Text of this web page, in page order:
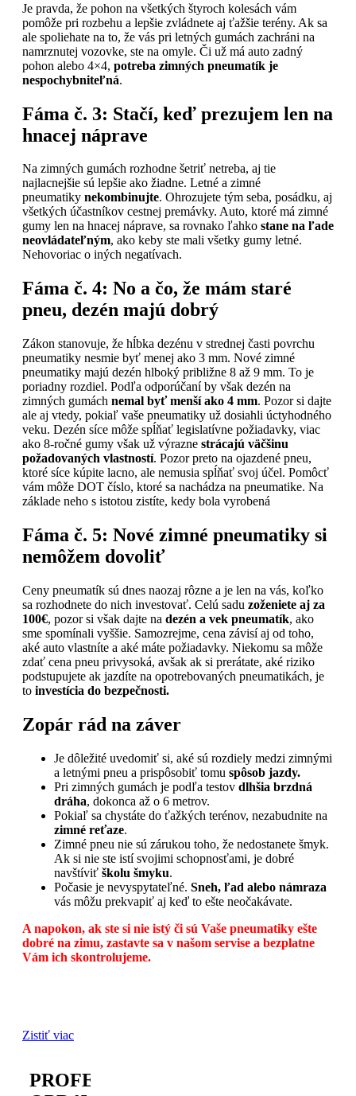
Je pravda, že pohon na všetkých štyroch kolesách vám
pomôže pri rozbehu a lepšie zvládnete aj ťažšie terény. Ak sa
ale spoliehate na to, že vás pri letných gumách zachráni na
namrznutej vozovke, ste na omyle. Či už má auto zadný
pohon alebo 4×4, potreba zimných pneumatík je
nespochybniteľná.
Fáma č. 3: Stačí, keď prezujem len na
hnacej náprave
Na zimných gumách rozhodne šetriť netreba, aj tie
najlacnejšie sú lepšie ako žiadne. Letné a zimné
pneumatiky nekombinujte. Ohrozujete tým seba, posádku, aj
všetkých účastníkov cestnej premávky. Auto, ktoré má zimné
gumy len na hnacej náprave, sa rovnako ľahko stane na ľade
neovládateľným, ako keby ste mali všetky gumy letné.
Nehovoriac o iných negatívach.
Fáma č. 4: No a čo, že mám staré
pneu, dezén majú dobrý
Zákon stanovuje, že hĺbka dezénu v strednej časti povrchu
pneumatiky nesmie byť menej ako 3 mm. Nové zimné
pneumatiky majú dezén hlboký približne 8 až 9 mm. To je
poriadny rozdiel. Podľa odporúčaní by však dezén na
zimných gumách nemal byť menší ako 4 mm. Pozor si dajte
ale aj vtedy, pokiaľ vaše pneumatiky už dosiahli úctyhodného
veku. Dezén síce môže spĺňať legislatívne požiadavky, viac
ako 8-ročné gumy však už výrazne strácajú väčšinu
požadovaných vlastností. Pozor preto na ojazdené pneu,
ktoré síce kúpite lacno, ale nemusia spĺňať svoj účel. Pomôcť
vám môže DOT číslo, ktoré sa nachádza na pneumatike. Na
základe neho s istotou zistíte, kedy bola vyrobená
Fáma č. 5: Nové zimné pneumatiky si
nemôžem dovoliť
Ceny pneumatík sú dnes naozaj rôzne a je len na vás, koľko
sa rozhodnete do nich investovať. Celú sadu zoženiete aj za
100€, pozor si však dajte na dezén a vek pneumatík, ako
sme spomínali vyššie. Samozrejme, cena závisí aj od toho,
aké auto vlastníte a aké máte požiadavky. Niekomu sa môže
zdať cena pneu privysoká, avšak ak si prerátate, aké riziko
podstupujete ak jazdíte na opotrebovaných pneumatikách, je
to investícia do bezpečnosti.
Zopár rád na záver
Je dôležité uvedomiť si, aké sú rozdiely medzi zimnými
a letnými pneu a prispôsobiť tomu spôsob jazdy.
Pri zimných gumách je podľa testov dlhšia brzdná
dráha, dokonca až o 6 metrov.
Pokiaľ sa chystáte do ťažkých terénov, nezabudnite na
zimné reťaze.
Zimné pneu nie sú zárukou toho, že nedostanete šmyk.
Ak si nie ste istí svojimi schopnosťami, je dobré
navštíviť školu šmyku.
Počasie je nevyspytateľné. Sneh, ľad alebo námraza
vás môžu prekvapiť aj keď to ešte neočakávate.
A napokon, ak ste si nie istý či sú Vaše pneumatiky ešte
dobré na zimu, zastavte sa v našom servise a bezplatne
Vám ich skontrolujeme.
Zistiť viac
PROFESIONÁLNA